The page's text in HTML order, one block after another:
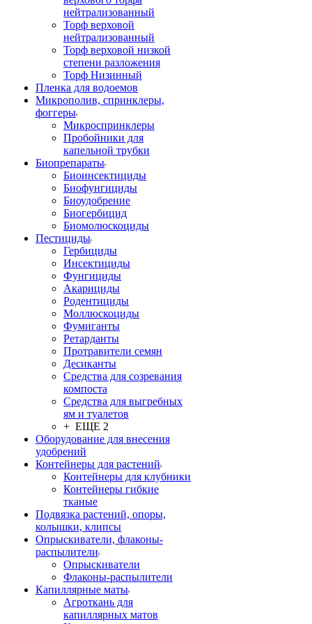
нейтрализованный
Торф верховой
нейтрализованный
Торф верховой низкой
степени разложения
Торф Низинный
Пленка для водоемов
Микрополив, спринклеры,
фоггеры
Микроспринклеры
Пробойники для
капельной трубки
Биопрепараты
Биоинсектициды
Биофунгициды
Биоудобрение
Биогербицид
Биомолюскоциды
Пестициды
Гербициды
Инсектициды
Фунгициды
Акарициды
Родентициды
Моллюскоциды
Фумиганты
Ретарданты
Протравители семян
Десиканты
Средства для созревания
компоста
Средства для выгребных
ям и туалетов
+ ЕЩЕ 2
Оборудование для внесения
удобрений
Контейнеры для растений
Контейнеры для клубники
Контейнеры гибкие
тканые
Подвязка растений, опоры,
колышки, клипсы
Опрыскиватели, флаконы-
распылители
Опрыскиватели
Флаконы-распылители
Капиллярные маты
Агроткань для
капиллярных матов